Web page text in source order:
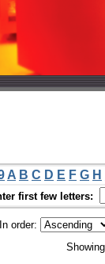
A B C D E F G H
first few letters:
In order: